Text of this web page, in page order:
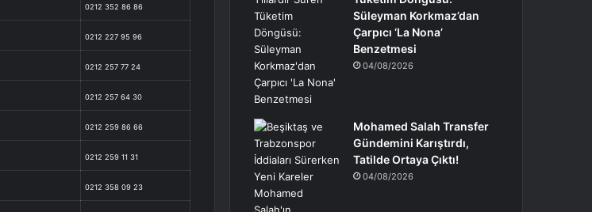
0212 352 86 86
0212 227 95 96
0212 257 77 24
0212 257 64 30
0212 259 86 66
0212 259 11 31
0212 358 09 23
Süleyman Korkmaz’dan
Çarpıcı ‘La Nona’
Benzetmesi
04/08/2026
Mohamed Salah Transfer
Gündemini Karıştırdı,
Tatilde Ortaya Çıktı!
04/08/2026